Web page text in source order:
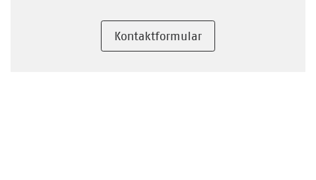
Kontaktformular